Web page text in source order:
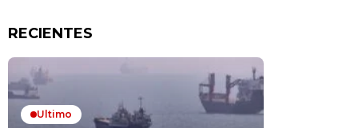
RECIENTES
Ultimo